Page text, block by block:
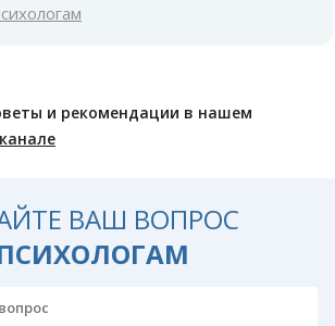
и рекомендации в нашем
ВАШ ВОПРОС